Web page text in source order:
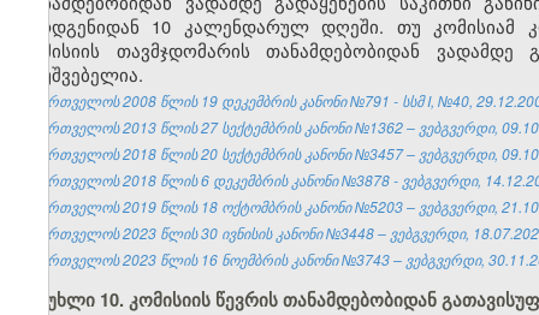
წარდგენიდან 10 კალენდარულ დღეში. თუ კომისიამ
კომისიის თავმჯდომარის თანამდებობიდან
დაუშვებელია.
საქართველოს 2008 წლის 19 დეკემბრის კანონი №791 - სსმ I, №40,
საქართველოს 2013 წლის 27 სექტემბრის კანონი №1362 – ვებგვერდი,
საქართველოს 2018 წლის 20 სექტემბრის კანონი №3457 – ვებგვერდი,
საქართველოს 2018 წლის 6 დეკემბრის კანონი №3878 - ვებგვერდი,
საქართველოს 2019 წლის 18 ოქტომბრის კანონი №5203 – ვებგვერდი,
საქართველოს 2023 წლის 30 ივნისის კანონი №3448 – ვებგვერდი,
საქართველოს 2023 წლის 16 ნოემბრის კანონი №3743 – ვებგვერდი,
მუხლი 10. კომისიის წევრის თანამდებობიდან